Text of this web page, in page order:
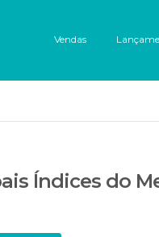
Vendas
Índices do